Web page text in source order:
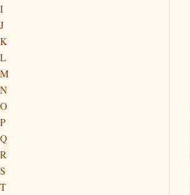
I
J
K
L
M
N
O
P
Q
R
S
T